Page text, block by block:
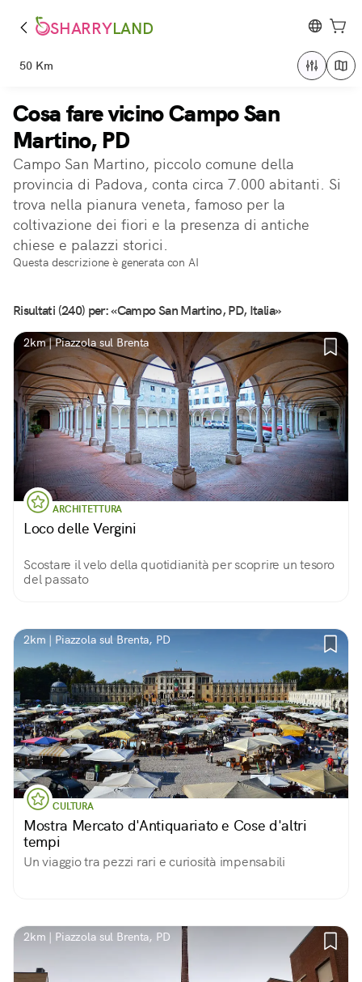
SHARRYLAND
50 Km
Cosa fare vicino Campo San
Martino, PD
Campo San Martino, piccolo comune della
provincia di Padova, conta circa 7.000 abitanti. Si
trova nella pianura veneta, famoso per la
coltivazione dei fiori e la presenza di antiche
chiese e palazzi storici.
Questa descrizione è generata con AI
Risultati (240) per: «Campo San Martino, PD, Italia»
2km | Piazzola sul Brenta
ARCHITETTURA
Loco delle Vergini
Scostare il velo della quotidianità per scoprire un tesoro
del passato
2km | Piazzola sul Brenta, PD
CULTURA
Mostra Mercato d'Antiquariato e Cose d'altri
tempi
Un viaggio tra pezzi rari e curiosità impensabili
2km | Piazzola sul Brenta, PD